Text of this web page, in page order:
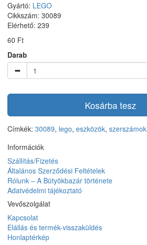
Gyártó: LEGO
Cikkszám: 30089
Elérhető: 239
60 Ft
Darab
Kosárba tesz
Címkék: 30089, lego, eszközök, szerszámok
Információk
Szállítás/Fizetés
Általános Szerződési Feltételek
Rólunk – A Bütyökbazár története
Adatvédelmi tájékoztató
Vevőszolgálat
Kapcsolat
Elállás és termék-visszaküldés
Honlaptérkép